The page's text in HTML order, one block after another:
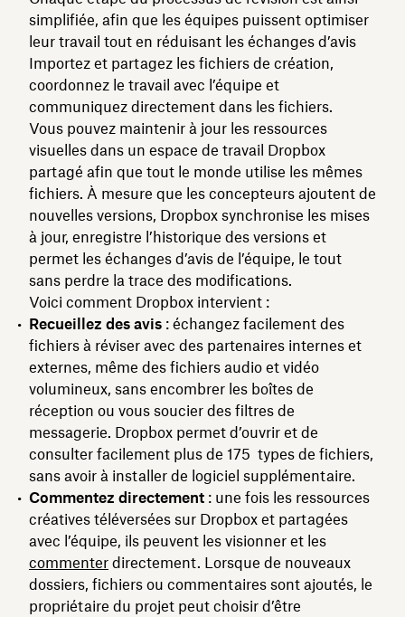
simplifiée, afin que les équipes puissent optimiser
leur travail tout en réduisant les échanges d’avis
Importez et partagez les fichiers de création,
coordonnez le travail avec l’équipe et
communiquez directement dans les fichiers.
Vous pouvez maintenir à jour les ressources
visuelles dans un espace de travail Dropbox
partagé afin que tout le monde utilise les mêmes
fichiers. À mesure que les concepteurs ajoutent de
nouvelles versions, Dropbox synchronise les mises
à jour, enregistre l’historique des versions et
permet les échanges d’avis de l’équipe, le tout
sans perdre la trace des modifications.
Voici comment Dropbox intervient :
Recueillez des avis : échangez facilement des
fichiers à réviser avec des partenaires internes et
externes, même des fichiers audio et vidéo
volumineux, sans encombrer les boîtes de
réception ou vous soucier des filtres de
messagerie. Dropbox permet d’ouvrir et de
consulter facilement plus de 175 types de fichiers,
sans avoir à installer de logiciel supplémentaire.
Commentez directement : une fois les ressources
créatives téléversées sur Dropbox et partagées
avec l’équipe, ils peuvent les visionner et les
commenter directement. Lorsque de nouveaux
dossiers, fichiers ou commentaires sont ajoutés, le
propriétaire du projet peut choisir d’être